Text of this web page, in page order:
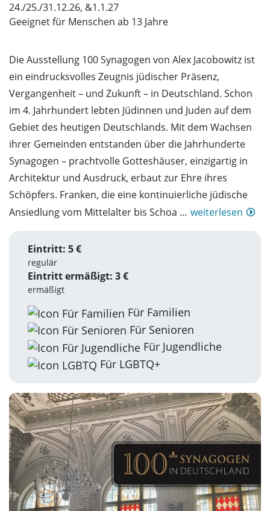
24./25./31.12.26, &1.1.27
Geeignet für Menschen ab 13 Jahre
Die Ausstellung 100 Synagogen von Alex Jacobowitz ist
ein eindrucksvolles Zeugnis jüdischer Präsenz,
Vergangenheit – und Zukunft – in Deutschland. Schon
im 4. Jahrhundert lebten Jüdinnen und Juden auf dem
Gebiet des heutigen Deutschlands. Mit dem Wachsen
ihrer Gemeinden entstanden über die Jahrhunderte
Synagogen – prachtvolle Gotteshäuser, einzigartig in
Architektur und Ausdruck, erbaut zur Ehre ihres
Schöpfers. Franken, die eine kontinuierliche jüdische
Ansiedlung vom Mittelalter bis Schoa ... weiterlesen
Eintritt: 5 €
regulär
Eintritt ermäßigt: 3 €
ermäßigt
Für Familien
Für Senioren
Für Jugendliche
Für LGBTQ+